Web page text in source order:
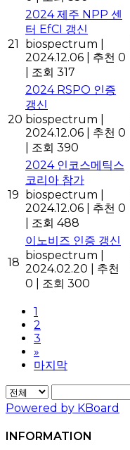
21
2024 제주 NPP 센
터 EfCI 갱신
biospectrum
2024.12.06
추천 0
조회 317
20
2024 RSPO 인증
갱신
biospectrum
2024.12.06
추천 0
조회 390
19
2024 인코스메틱스
코리아 참가
biospectrum
2024.12.06
추천 0
조회 488
18
이노비즈 인증 갱신
biospectrum
2024.02.20
추천
0
조회 300
1
2
3
»
마지막
Powered by KBoard
INFORMATION